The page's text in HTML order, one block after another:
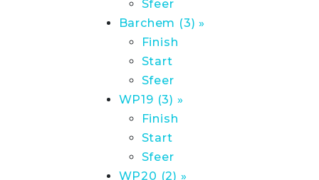
Sfeer
Barchem (3) »
Finish
Start
Sfeer
WP19 (3) »
Finish
Start
Sfeer
WP20 (2) »